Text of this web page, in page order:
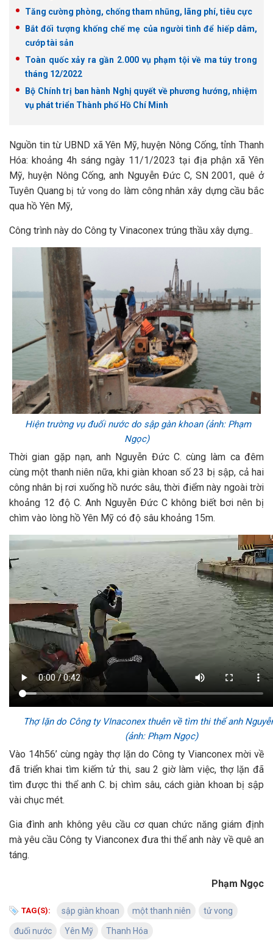
Tăng cường phòng, chống tham nhũng, lãng phí, tiêu cực
Bắt đối tượng khống chế mẹ của người tình để hiếp dâm,
cướp tài sản
Toàn quốc xảy ra gần 2.000 vụ phạm tội về ma túy trong
tháng 12/2022
Bộ Chính trị ban hành Nghị quyết về phương hướng, nhiệm
vụ phát triển Thành phố Hồ Chí Minh
Nguồn tin từ UBND xã Yên Mỹ, huyện Nông Cống, tỉnh Thanh
Hóa: khoảng 4h sáng ngày 11/1/2023 tại địa phận xã Yên
Mỹ, huyện Nông Cống, anh Nguyễn Đức C, SN 2001, quê ở
Tuyên Quangbị tử vong do làm công nhân xây dựng cầu bắc
qua hồ Yên Mỹ,
Công trình này do Công ty Vinaconex trúng thầu xây dựng..
Hiện trường vụ đuối nước do sập gàn khoan (ảnh: Phạm
Ngọc)
Thời gian gặp nạn, anh Nguyễn Đức C. cùng làm ca đêm
cùng một thanh niên nữa, khi giàn khoan số 23 bị sập, cả hai
công nhân bị rơi xuống hồ nước sâu, thời điểm này ngoài trời
khoảng 12 độ C. Anh Nguyễn Đức C không biết bơi nên bị
chìm vào lòng hồ Yên Mỹ có độ sâu khoảng 15m.
Thợ lặn do Công ty VInaconex thuên về tìm thi thể anh
(ảnh: Phạm Ngọc)
Vào 14h56’ cùng ngày thợ lặn do Công ty Vianconex mời về
đã triển khai tìm kiếm tử thi, sau 2 giờ làm việc, thợ lặn đã
tìm được thi thể anh C. bị chìm sâu, cách giàn khoan bị sập
vài chục mét.
Gia đình anh không yêu cầu cơ quan chức năng giám định
mà yêu cầu Công ty Vianconex đưa thi thể anh này về quê an
táng.
Phạm Ngọc
TAG(S): sập giàn khoan một thanh niên tử vong
đuối nước Yên Mỹ Thanh Hóa